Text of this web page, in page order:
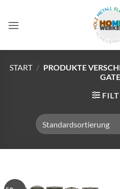
springen
START / PRODUKTE